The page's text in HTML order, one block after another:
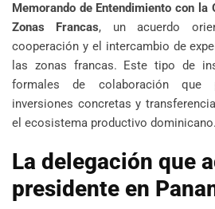
Memorando de Entendimiento con la
Zonas Francas, un acuerdo
cooperación y el intercambio de
las zonas francas. Este tipo de
formales de colaboración que
inversiones concretas y
el ecosistema productivo dominicano.
La delegación que
presidente en